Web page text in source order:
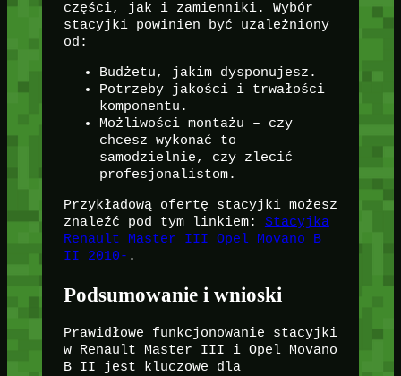
części, jak i zamienniki. Wybór
stacyjki powinien być uzależniony
od:
Budżetu, jakim dysponujesz.
Potrzeby jakości i trwałości
komponentu.
Możliwości montażu – czy
chcesz wykonać to
samodzielnie, czy zlecić
profesjonalistom.
Przykładową ofertę stacyjki możesz
znaleźć pod tym linkiem: Stacyjka
Renault Master III Opel Movano B
II 2010- .
Podsumowanie i wnioski
Prawidłowe funkcjonowanie stacyjki
w Renault Master III i Opel Movano
B II jest kluczowe dla